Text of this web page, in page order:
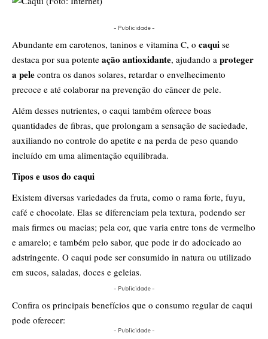
- Publicidade -
Abundante em carotenos, taninos e vitamina C, o caqui se
destaca por sua potente ação antioxidante, ajudando a proteger
a pele contra os danos solares, retardar o envelhecimento
precoce e até colaborar na prevenção do câncer de pele.
Além desses nutrientes, o caqui também oferece boas
quantidades de fibras, que prolongam a sensação de saciedade,
auxiliando no controle do apetite e na perda de peso quando
incluído em uma alimentação equilibrada.
Tipos e usos do caqui
Existem diversas variedades da fruta, como o rama forte, fuyu,
café e chocolate. Elas se diferenciam pela textura, podendo ser
mais firmes ou macias; pela cor, que varia entre tons de vermelho
e amarelo; e também pelo sabor, que pode ir do adocicado ao
adstringente. O caqui pode ser consumido in natura ou utilizado
em sucos, saladas, doces e geleias.
- Publicidade -
Confira os principais benefícios que o consumo regular de caqui
pode oferecer:
- Publicidade -